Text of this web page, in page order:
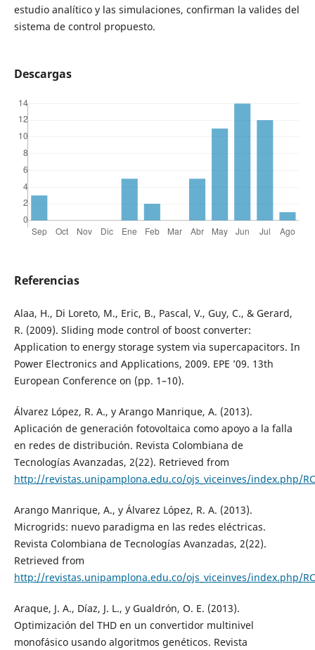
estudio analítico y las simulaciones, confirman la valides del
sistema de control propuesto.
Descargas
Referencias
Alaa, H., Di Loreto, M., Eric, B., Pascal, V., Guy, C., & Gerard,
R. (2009). Sliding mode control of boost converter:
Application to energy storage system via supercapacitors. In
Power Electronics and Applications, 2009. EPE ’09. 13th
European Conference on (pp. 1–10).
Álvarez López, R. A., y Arango Manrique, A. (2013).
Aplicación de generación fotovoltaica como apoyo a la falla
en redes de distribución. Revista Colombiana de
Tecnologías Avanzadas, 2(22). Retrieved from
http://revistas.unipamplona.edu.co/ojs_viceinves/index.php/
Arango Manrique, A., y Álvarez López, R. A. (2013).
Microgrids: nuevo paradigma en las redes eléctricas.
Revista Colombiana de Tecnologías Avanzadas, 2(22).
Retrieved from
http://revistas.unipamplona.edu.co/ojs_viceinves/index.php/
Araque, J. A., Díaz, J. L., y Gualdrón, O. E. (2013).
Optimización del THD en un convertidor multinivel
monofásico usando algoritmos genéticos. Revista